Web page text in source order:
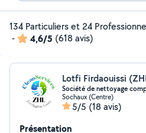
134 Particuliers et 24
-
4,6/5 (618 avis)
Lotfi Firdaouissi
Société de nettoyage
Sochaux (Centre)
5/5 (18 avis)
Présentation